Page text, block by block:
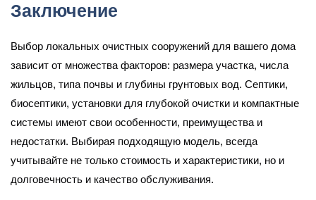
Заключение
Выбор локальных очистных сооружений для вашего дома
зависит от множества факторов: размера участка, числа
жильцов, типа почвы и глубины грунтовых вод. Септики,
биосептики, установки для глубокой очистки и компактные
системы имеют свои особенности, преимущества и
недостатки. Выбирая подходящую модель, всегда
учитывайте не только стоимость и характеристики, но и
долговечность и качество обслуживания.